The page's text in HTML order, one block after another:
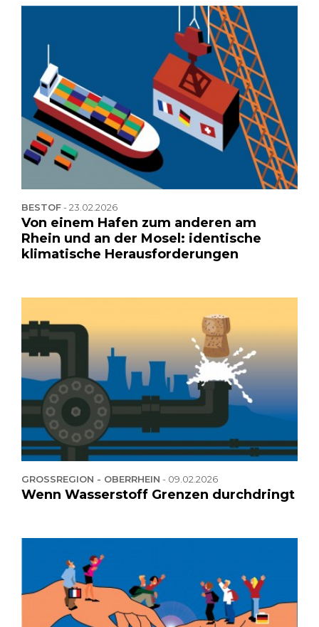
BESTOF-23.02.2026
Von einem Hafen zum anderen am
Rhein und an der Mosel: identische
klimatische Herausforderungen
GROSSREGION - OBERRHEIN - 09.02.2026
Wenn Wasserstoff Grenzen durchdringt